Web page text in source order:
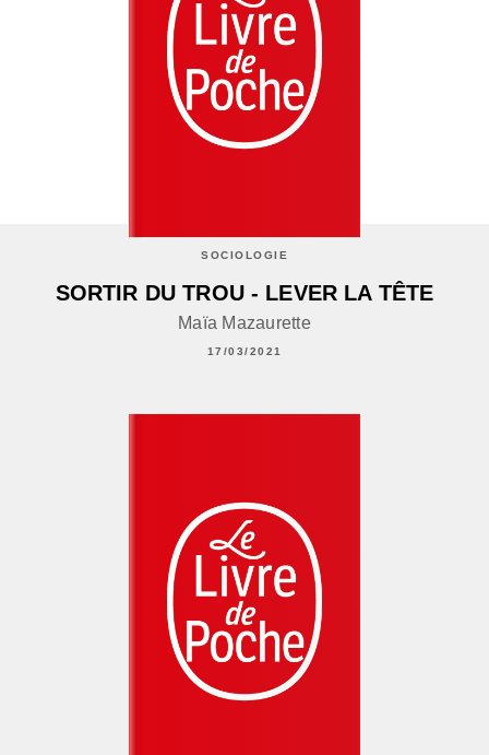
SOCIOLOGIE
SORTIR DU TROU - LEVER LA TÊTE
Maïa Mazaurette
17/03/2021